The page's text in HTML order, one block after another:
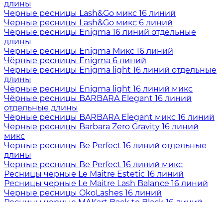
длины
Черные ресницы Lash&Go микс 16 линий
Черные ресницы Lash&Go микс 6 линий
Чёрные ресницы Enigma 16 линий отдельные
длины
Чёрные ресницы Enigma Микс 16 линий
Чёрные ресницы Enigma 6 линий
Чёрные ресницы Enigma light 16 линий отдельные
длины
Чёрные ресницы Enigma light 16 линий микс
Чёрные ресницы BARBARA Elegant 16 линий
отдельные длины
Чёрные ресницы BARBARA Elegant микс 16 линий
Черные ресницы Barbara Zero Gravity 16 линий
микс
Черные ресницы Be Perfect 16 линий отдельные
длины
Черные ресницы Be Perfect 16 линий микс
Ресницы черные Le Maitre Estetic 16 линий
Ресницы черные Le Maitre Lash Balance 16 линий
Черные ресницы OkoLashes 16 линий